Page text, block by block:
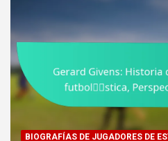
BIOGRAFÍAS DE JUGADORES DE